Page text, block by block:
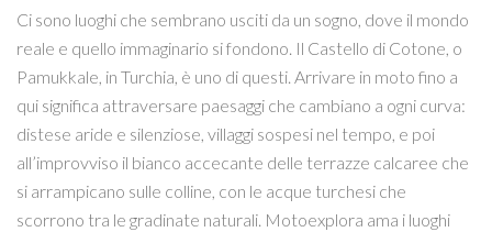
Ci sono luoghi che sembrano usciti da un sogno, dove il mondo
reale e quello immaginario si fondono. Il Castello di Cotone, o
Pamukkale, in Turchia, è uno di questi. Arrivare in moto fino a
qui significa attraversare paesaggi che cambiano a ogni curva:
distese aride e silenziose, villaggi sospesi nel tempo, e poi
all’improvviso il bianco accecante delle terrazze calcaree che
si arrampicano sulle colline, con le acque turchesi che
scorrono tra le gradinate naturali. Motoexplora ama i luoghi